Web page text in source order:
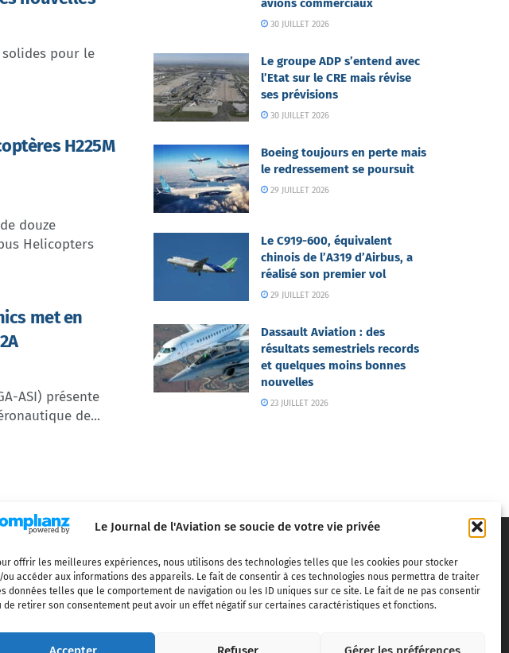
Le Journal de l'Aviation se soucie de votre vie privée
offrir les meilleures expériences, nous utilisons des technologies telles que les cookies pour stocker
accéder aux informations des appareils. Le fait de consentir à ces technologies nous permettra de traiter
données telles que le comportement de navigation ou les ID uniques sur ce site. Le fait de ne pas consentir
de retirer son consentement peut avoir un effet négatif sur certaines caractéristiques et fonctions.
pour le
H225M
douze
Helicopters
met en
ASI) présente
de...
avions commerciaux
30 JUILLET 2026
Le groupe ADP s’entend avec
l’Etat sur le CRE mais révise
ses prévisions
30 JUILLET 2026
Boeing toujours en perte mais
le redressement se poursuit
29 JUILLET 2026
Le C919-600, équivalent
chinois de l’A319 d’Airbus, a
réalisé son premier vol
29 JUILLET 2026
Dassault Aviation : des
résultats semestriels records
et quelques moins bonnes
nouvelles
23 JUILLET 2026
couvrant l'actualité de
et la location d'aéronefs civils,